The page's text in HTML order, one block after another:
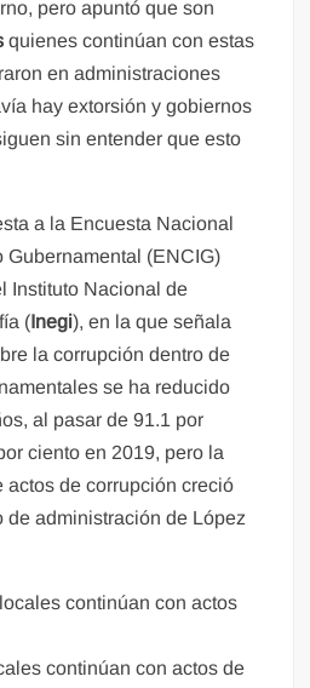
pero apuntó que son
quienes continúan con estas
en administraciones
hay extorsión y gobiernos
sin entender que esto
a la Encuesta Nacional
Gubernamental (ENCIG)
Instituto Nacional de
(Inegi), en la que señala
la corrupción dentro de
se ha reducido
al pasar de 91.1 por
ciento en 2019, pero la
actos de corrupción creció
de administración de López
continúan con actos de